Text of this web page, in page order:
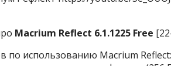
Macrium Reflect 6.1.1225 Free
по использованию Macrium Reflect: